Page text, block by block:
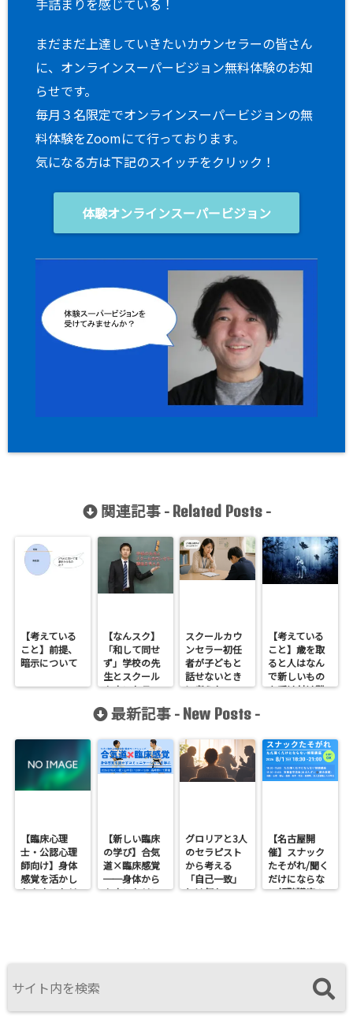
手詰まりを感じている！
まだまだ上達していきたいカウンセラーの皆さん
に、オンラインスーパービジョン無料体験のお知
らせです。
毎月３名限定でオンラインスーパービジョンの無
料体験をZoomにて行っております。
気になる方は下記のスイッチをクリック！
体験オンラインスーパービジョン
関連記事 - Related Posts-
【考えている
こと】前提、
暗示について
【なんスク】
「和して同せ
ず」学校の先
生とスクール
カウンセラー
との関係を考
える その１
スクールカウ
ンセラー初任
者が子どもと
話せないとき
に考えたいこ
まない理由と
【考えている
こと】歳を取
ると人はなん
で新しいもの
を受け付け難
最新記事 - New Posts -
【臨床心理
士・公認心理
師向け】身体
感覚を活かし
たカウンセリ
【新しい臨床
の学び】合気
道×臨床感覚
──身体から
カウンセリン
グロリアと3人
のセラピスト
から考える
「自己一致」
とは何か──
【名古屋開
催】スナック
たそがれ/聞く
だけにならな
い傾聴講座